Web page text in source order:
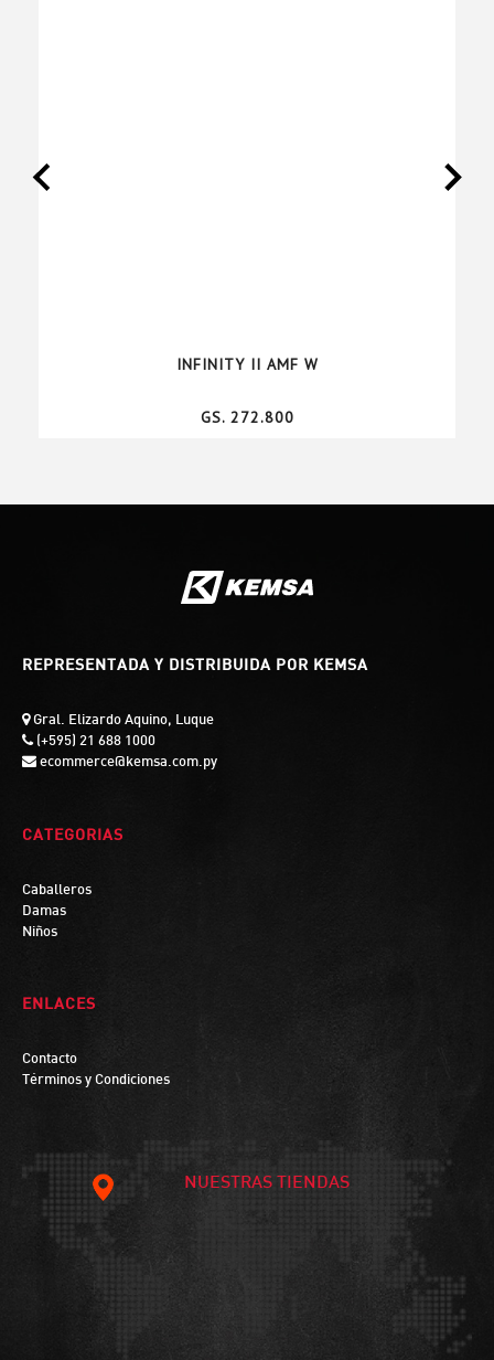
INFINITY II AMF W
GS. 272.800
REPRESENTADA Y DISTRIBUIDA POR KEMSA
Gral. Elizardo Aquino, Luque
(+595) 21 688 1000
ecommerce@kemsa.com.py
CATEGORIAS
Caballeros
Damas
Niños
ENLACES
Contacto
Términos y Condiciones
NUESTRAS TIENDAS